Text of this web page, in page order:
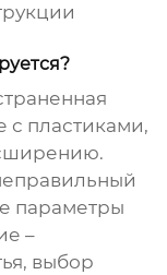
с пластиками,
параметры
–
выбор